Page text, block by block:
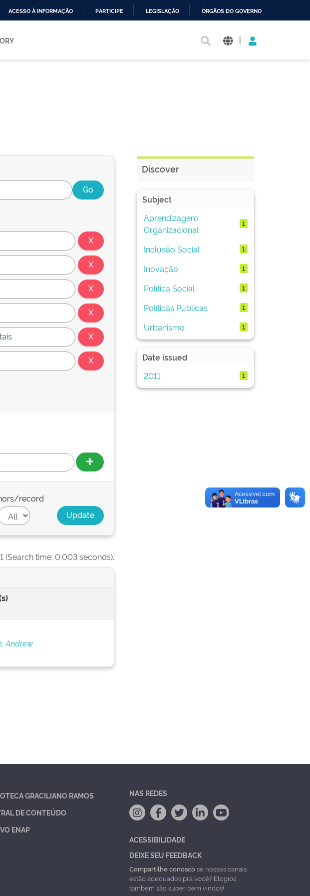
ACESSO À INFORMAÇÃO PARTICIPE LEGISLAÇÃO ÓRGÃOS DO GOVERNO
|
record
(Search time: 0.003 seconds).
Andrew
Discover
Subject
Aprendizagem
Organizacional
1
Inclusão Social 1
Inovação 1
Política Social 1
Políticas Públicas 1
Urbanismo 1
Date issued
2011
1
GRACILIANO RAMOS
DE CONTEÚDO
ENAP
NAS REDES
ACESSIBILIDADE
DEIXE SEU FEEDBACK
Compartilhe conoscose nossos canais
estão adequados pra você? Elogios
também são super bem vindos!